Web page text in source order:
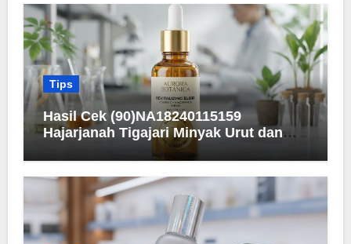
Tips
Hasil Cek (90)NA18240115159
Hajarjanah Tigajari Minyak Urut dan
Detail Registrasinya